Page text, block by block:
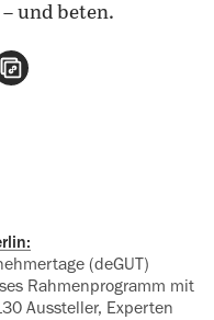
und beten.
teilen
E-Mail teilen
(deGUT)
Rahmen­programm mit
Aussteller, Experten